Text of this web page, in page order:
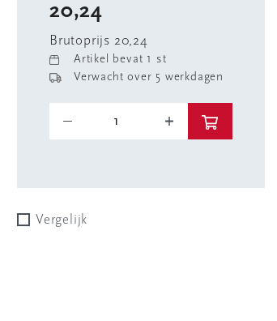
20,24
Brutoprijs 20,24
Artikel bevat 1 st
Verwacht over 5 werkdagen
Vergelijk